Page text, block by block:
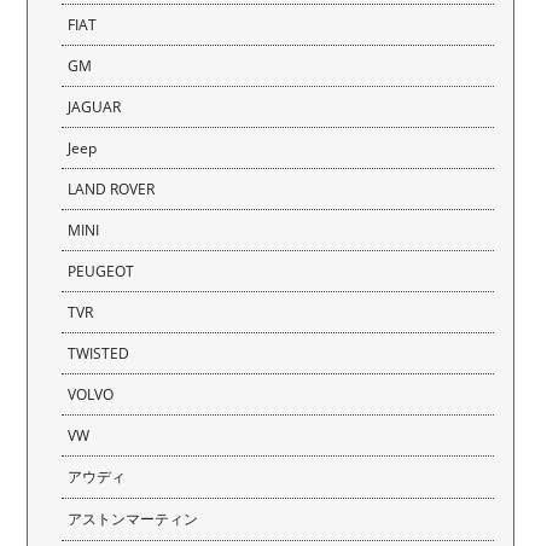
FIAT
GM
JAGUAR
Jeep
LAND ROVER
MINI
PEUGEOT
TVR
TWISTED
VOLVO
VW
アウディ
アストンマーティン